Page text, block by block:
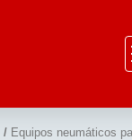
/ Equipos neumáticos